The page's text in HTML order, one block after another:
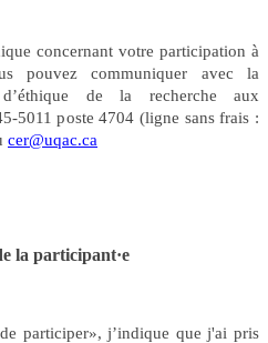
concernant votre participation à
pouvez communiquer avec la
de la recherche aux
5011 poste 4704 (ligne sans frais :
cer@uqac.ca
la participant·e
de participer»,j’indique que j'ai pris